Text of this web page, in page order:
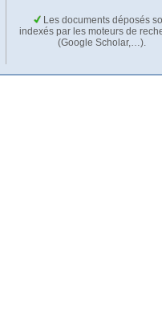
Les documents déposés
indexés par les moteurs de
(Google Scholar,…).